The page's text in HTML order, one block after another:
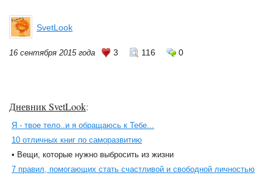
SvetLook
16 сентября 2015 года 3 116 0
Дневник SvetLook:
Я - твое тело..и я обращаюсь к Тебе...
10 отличных книг по саморазвитию
• Вещи, которые нужно выбросить из жизни
7 правил, помогающих стать счастливой и свободной личностью